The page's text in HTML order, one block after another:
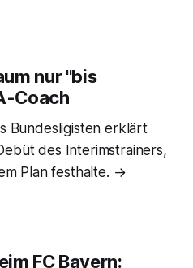
nur "bis
Coach
Bundesligisten erklärt
des Interimstrainers,
Plan festhalte. →
FC Bayern: